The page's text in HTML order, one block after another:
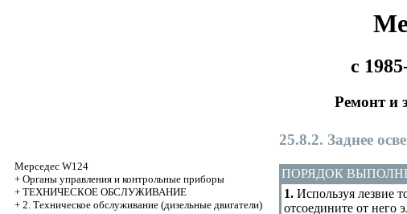
с
Ремонт и
Мерседес W124
+ Органы управления и контрольные приборы
+ ТЕХНИЧЕСКОЕ ОБСЛУЖИВАНИЕ
+ 2. Техническое обслуживание (дизельные двигатели)
25.8.2. Заднее
ПОРЯДОК
1. Используя лезвие
отсоедините от него